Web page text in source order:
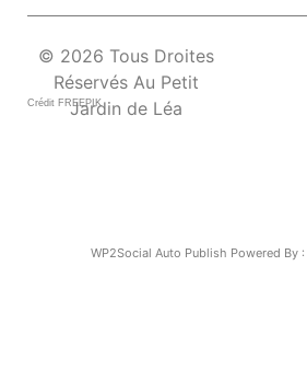
© 2026 Tous Droites
Réservés Au Petit
Jardin de Léa
Crédit FREEPIK
WP2Social Auto Publish Powered By :